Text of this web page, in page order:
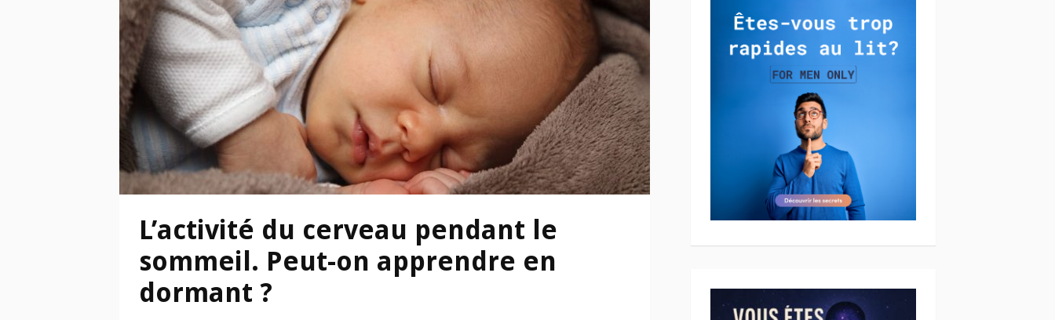
L’activité du cerveau pendant le
sommeil. Peut-on apprendre en
dormant ?